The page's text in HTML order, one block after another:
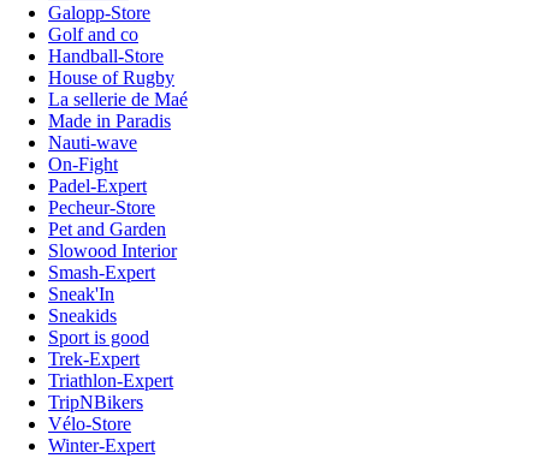
Galopp-Store
Golf and co
Handball-Store
House of Rugby
La sellerie de Maé
Made in Paradis
Nauti-wave
On-Fight
Padel-Expert
Pecheur-Store
Pet and Garden
Slowood Interior
Smash-Expert
Sneak'In
Sneakids
Sport is good
Trek-Expert
Triathlon-Expert
TripNBikers
Vélo-Store
Winter-Expert